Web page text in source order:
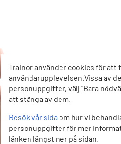
Trainor använder cookies för att
användarupplevelsen.Vissa av
personuppgifter, välj "Bara
att stänga av dem.
Besök vår sida om hur vi
personuppgifter för mer
länken längst ner på sidan.